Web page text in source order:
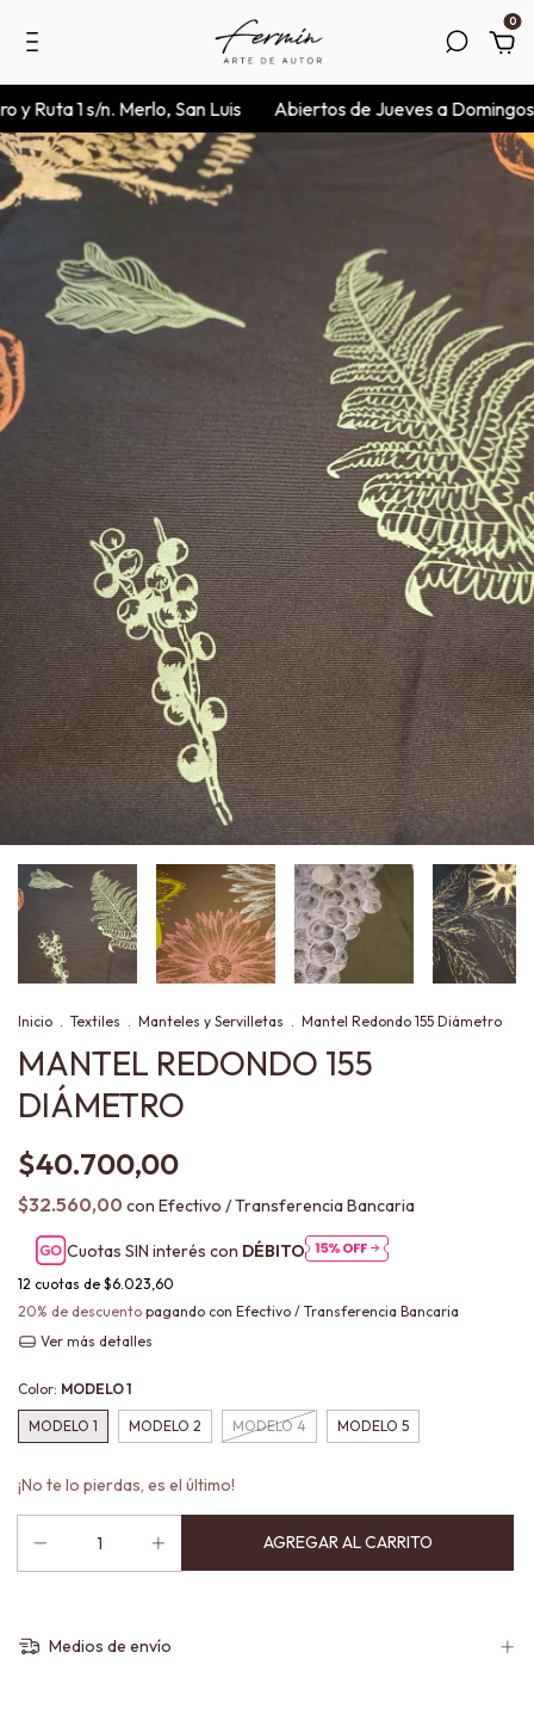
0
1 s/n. Merlo, San Luis Abiertos de Jueves a Domingos de 10
Inicio . Textiles . Manteles y Servilletas . Mantel Redondo 155 Diámetro
MANTEL REDONDO 155
DIÁMETRO
$40.700,00
$32.560,00 con Efectivo / Transferencia Bancaria
Cuotas SIN interés con DÉBITO
12 cuotas de $6.023,60
20% de descuento pagando con Efectivo / Transferencia Bancaria
Ver más detalles
Color: MODELO 1
MODELO 1 MODELO 2 MODELO 4 MODELO 5
¡No te lo pierdas, es el último!
Medios de envío